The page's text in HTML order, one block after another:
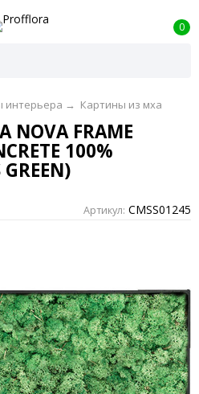
0
интерьера → Картины из мха
FRAME
100%
GREEN)
Артикул: CMSS01245